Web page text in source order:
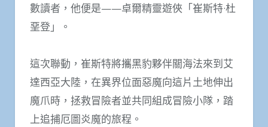
數讀者，他便是——卓爾精靈遊俠「崔斯特·杜
堊登」。
這次聯動，崔斯特將攜黑豹夥伴關海法來到艾
達西亞大陸，在異界位面惡魔向這片土地伸出
魔爪時，拯救冒險者並共同組成冒險小隊，踏
上追捕厄圖炎魔的旅程。